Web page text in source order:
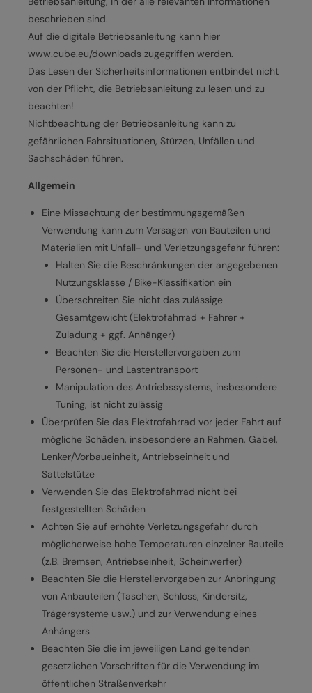
beschrieben sind.
Auf die digitale Betriebsanleitung kann hier
www.cube.eu/downloads zugegriffen werden.
Das Lesen der Sicherheitsinformationen entbindet nicht
von der Pflicht, die Betriebsanleitung zu lesen und zu
beachten!
Nichtbeachtung der Betriebsanleitung kann zu
gefährlichen Fahrsituationen, Stürzen, Unfällen und
Sachschäden führen.
Allgemein
Eine Missachtung der bestimmungsgemäßen
Verwendung kann zum Versagen von Bauteilen und
Materialien mit Unfall- und Verletzungsgefahr führen:
Halten Sie die Beschränkungen der angegebenen
Nutzungsklasse / Bike-Klassifikation ein
Überschreiten Sie nicht das zulässige
Gesamtgewicht (Elektrofahrrad + Fahrer +
Zuladung + ggf. Anhänger)
Beachten Sie die Herstellervorgaben zum
Personen- und Lastentransport
Manipulation des Antriebssystems, insbesondere
Tuning, ist nicht zulässig
Überprüfen Sie das Elektrofahrrad vor jeder Fahrt auf
mögliche Schäden, insbesondere an Rahmen, Gabel,
Lenker/Vorbaueinheit, Antriebseinheit und
Sattelstütze
Verwenden Sie das Elektrofahrrad nicht bei
festgestellten Schäden
Achten Sie auf erhöhte Verletzungsgefahr durch
möglicherweise hohe Temperaturen einzelner Bauteile
(z.B. Bremsen, Antriebseinheit, Scheinwerfer)
Beachten Sie die Herstellervorgaben zur Anbringung
von Anbauteilen (Taschen, Schloss, Kindersitz,
Trägersysteme usw.) und zur Verwendung eines
Anhängers
Beachten Sie die im jeweiligen Land geltenden
gesetzlichen Vorschriften für die Verwendung im
öffentlichen Straßenverkehr